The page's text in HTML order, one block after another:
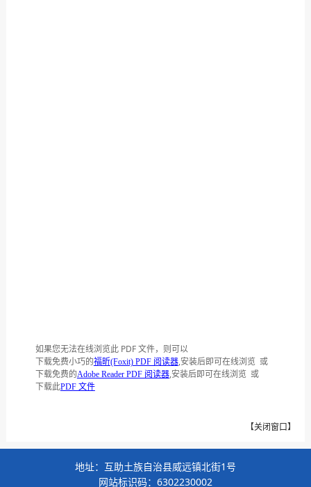
如果您无法在线浏览此 PDF 文件，则可以
下载免费小巧的福昕(Foxit) PDF 阅读器,安装后即可在线浏览 或
下载免费的Adobe Reader PDF 阅读器,安装后即可在线浏览 或
下载此PDF 文件
【关闭窗口 】
地址：互助土族自治县威远镇北街1号
网站标识码：6302230002